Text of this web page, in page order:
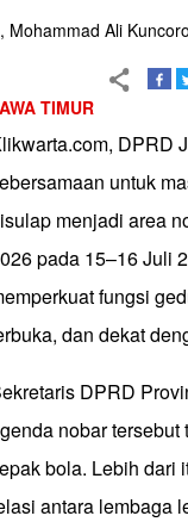
Mohammad Ali Kuncoro
TIMUR
DPRD
untuk
menjadi area
pada 15–16 Juli
fungsi
dan dekat
DPRD
nobar
bola. Lebih dari
antara lembaga